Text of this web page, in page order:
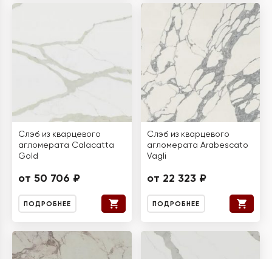
Слэб из кварцевого
агломерата Calacatta
Gold
от 50 706 ₽
ПОДРОБНЕЕ
Слэб из кварцевого
агломерата Arabescato
Vagli
от 22 323 ₽
ПОДРОБНЕЕ